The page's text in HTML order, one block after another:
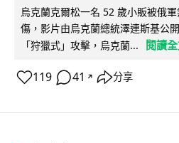
烏克蘭克爾松一名 52 歲小販被俄
傷，影片由烏克蘭總統澤連斯基公
「狩獵式」攻擊，烏克蘭...
閱讀
119 41 ↗ 分享